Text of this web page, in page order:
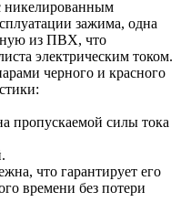
никелированным
зажима, одна
из ПВХ, что
электрическим током.
черного и красного
пропускаемой силы тока
что гарантирует его
времени без потери